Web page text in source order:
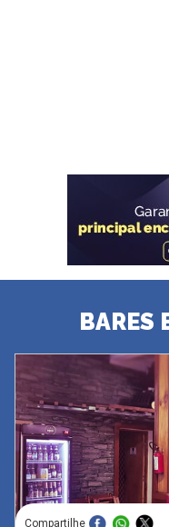
BARES
Compartilhe